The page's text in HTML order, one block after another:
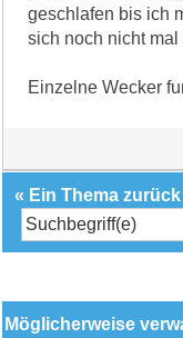
geschlafen bis ich
sich noch nicht
Einzelne Wecker
« Ein Thema zurück
Möglicherweise